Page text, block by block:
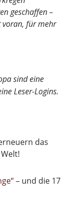
geschaffen –
voran, für mehr
sind eine
Leser-Logins.
das
– und die 17